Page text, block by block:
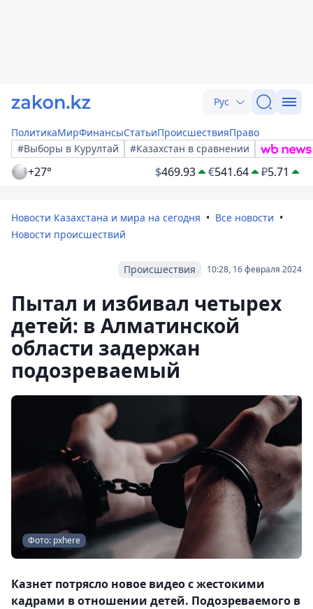
Рус
ПолитикаМирФинансыСтатьиПроисшествияПраво
#Выборы в Курултай
#Казахстан в сравнении
+27° $469.93 €541.64 ₽5.71
Новости Казахстана и мира на сегодня
Все новости
Новости происшествий
10:28, 16 февраля 2024
Происшествия
Пытал и избивал четырех
детей: в Алматинской
области задержан
подозреваемый
Фото: pxhere
Казнет потрясло новое видео с жестокими
кадрами в отношении детей. Подозреваемого в